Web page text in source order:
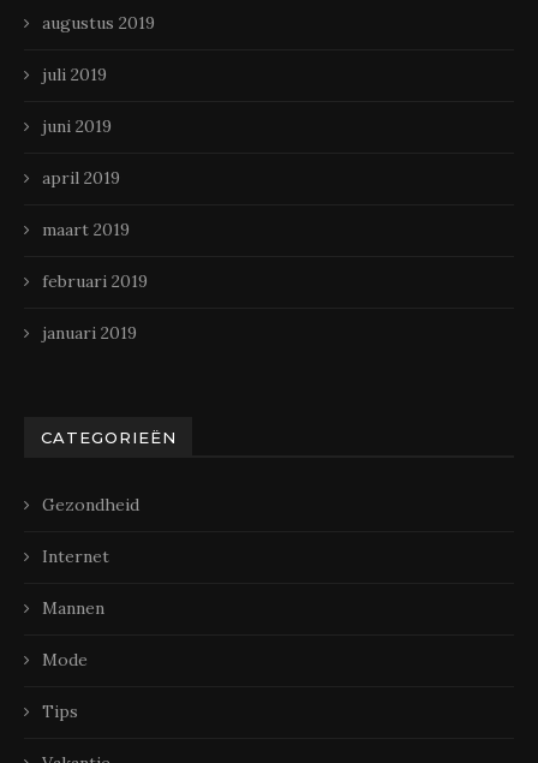
augustus 2019
juli 2019
juni 2019
april 2019
maart 2019
februari 2019
januari 2019
CATEGORIEËN
Gezondheid
Internet
Mannen
Mode
Tips